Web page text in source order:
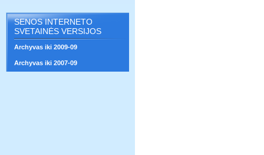
SENOS INTERNETO
SVETAINĖS VERSIJOS
Archyvas iki 2009-09
Archyvas iki 2007-09